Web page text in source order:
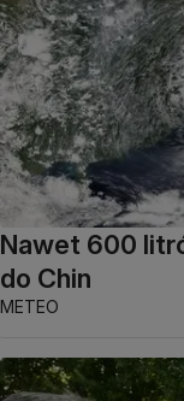
Nawet 600
do Chin
METEO